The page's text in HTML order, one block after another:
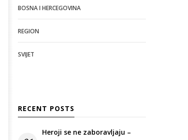
BOSNA I HERCEGOVINA
REGION
SVIJET
RECENT POSTS
Heroji se ne zaboravljaju –